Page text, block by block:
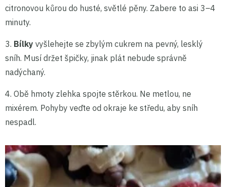
citronovou kůrou do husté, světlé pěny. Zabere to asi 3–4
minuty.
3. Bílky vyšlehejte se zbylým cukrem na pevný, lesklý
sníh. Musí držet špičky, jinak plát nebude správně
nadýchaný.
4. Obě hmoty zlehka spojte stěrkou. Ne metlou, ne
mixérem. Pohyby veďte od okraje ke středu, aby sníh
nespadl.